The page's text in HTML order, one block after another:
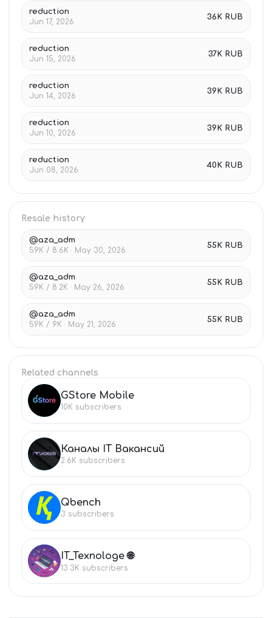
reduction
Jun 17, 2026
36K RUB
reduction
Jun 15, 2026
37K RUB
reduction
Jun 14, 2026
39K RUB
reduction
Jun 10, 2026
39K RUB
reduction
Jun 08, 2026
40K RUB
Resale history
@aza_adm
59K / 8.6K · May 30, 2026
55K RUB
@aza_adm
59K / 8.2K · May 26, 2026
55K RUB
@aza_adm
59K / 9K · May 21, 2026
55K RUB
Related channels
GS GStore Mobile
10K subscribers
КА Каналы IT Вакансий
2.6K subscribers
QB Qbench
3 subscribers
IT IT_Texnologe 🌐
13.3K subscribers